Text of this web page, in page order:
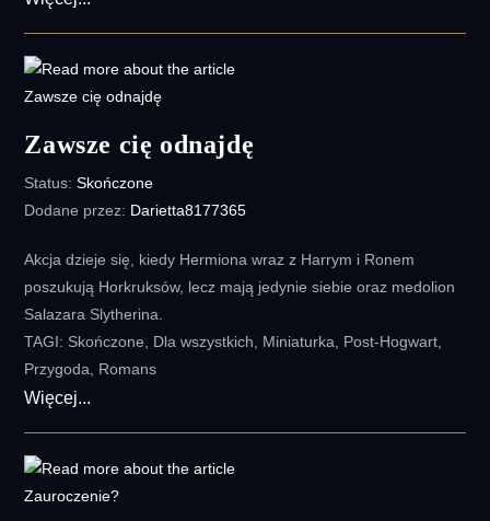
Zawsze cię odnajdę
Status:Skończone
Dodane przez: Darietta8177365
Akcja dzieje się, kiedy Hermiona wraz z Harrym i Ronem
poszukują Horkruksów, lecz mają jedynie siebie oraz medolion
Salazara Slytherina.
TAGI: Skończone, Dla wszystkich, Miniaturka, Post-Hogwart,
Przygoda, Romans
Więcej...